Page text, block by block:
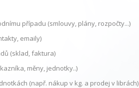
případu (smlouvy, plány, rozpočty...)
emaily)
(sklad, faktura)
měny, jednotky..)
(např. nákup v kg. a prodej v librách)